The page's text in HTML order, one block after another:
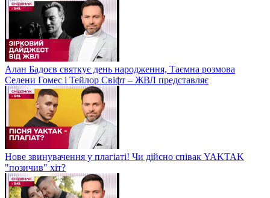
Алан Бадоєв святкує день народження, Таємна розмова
Селени Гомес і Тейлор Свіфт – ЖВЛ представляє
Нове звинувачення у плагіаті! Чи дійсно співак YAKTAK
"позичив" хіт?